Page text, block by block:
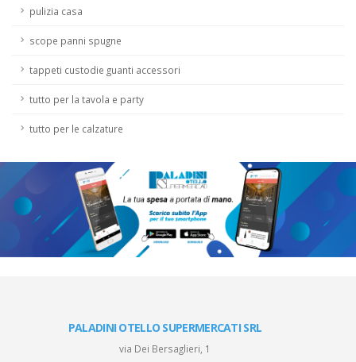
pulizia casa
scope panni spugne
tappeti custodie guanti accessori
tutto per la tavola e party
tutto per le calzature
PALADINI OTELLO SUPERMERCATI SRL
via Dei Bersaglieri, 1